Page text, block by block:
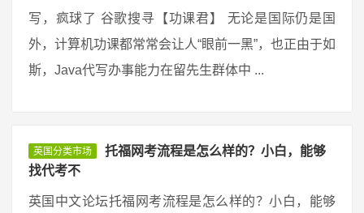
写，疯球了 谷歌搜寻【功课君】 无论是国际仍是国
外，计算机功课都常常会让人“眼前一黑”，也正由于如
斯，Java代写办事能力在留先生群体中 ...
英国分类市场
托福网考流程是怎么样的？小白，能够
找代考不
英国中文论坛托福网考流程是怎么样的？小白，能够